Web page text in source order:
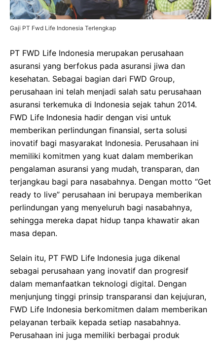
Gaji PT Fwd Life Indonesia Terlengkap
PT FWD Life Indonesia merupakan perusahaan
asuransi yang berfokus pada asuransi jiwa dan
kesehatan. Sebagai bagian dari FWD Group,
perusahaan ini telah menjadi salah satu perusahaan
asuransi terkemuka di Indonesia sejak tahun 2014.
FWD Life Indonesia hadir dengan visi untuk
memberikan perlindungan finansial, serta solusi
inovatif bagi masyarakat Indonesia. Perusahaan ini
memiliki komitmen yang kuat dalam memberikan
pengalaman asuransi yang mudah, transparan, dan
terjangkau bagi para nasabahnya. Dengan motto “Get
ready to live” perusahaan ini berupaya memberikan
perlindungan yang menyeluruh bagi nasabahnya,
sehingga mereka dapat hidup tanpa khawatir akan
masa depan.
Selain itu, PT FWD Life Indonesia juga dikenal
sebagai perusahaan yang inovatif dan progresif
dalam memanfaatkan teknologi digital. Dengan
menjunjung tinggi prinsip transparansi dan kejujuran,
FWD Life Indonesia berkomitmen dalam memberikan
pelayanan terbaik kepada setiap nasabahnya.
Perusahaan ini juga memiliki berbagai produk